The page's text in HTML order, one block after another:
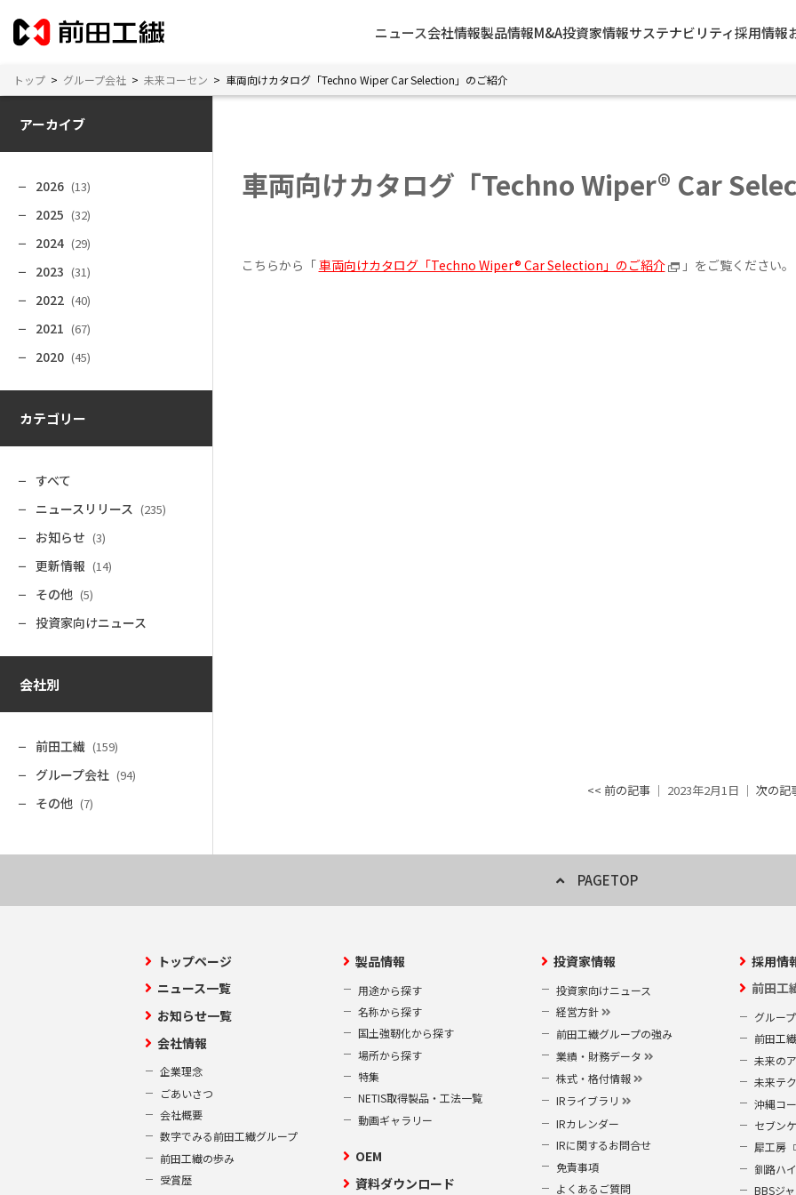
ニュース会社情報製品情報M&A投資家情報サステナビリティ採用情報
トップ > グループ会社 > 未来コーセン > 車両向けカタログ「Techno Wiper Car Selection」のご紹介
アーカイブ
2026 (13)
2025 (32)
2024 (29)
2023 (31)
2022 (40)
2021 (67)
2020 (45)
カテゴリー
すべて
ニュースリリース (235)
お知らせ (3)
更新情報 (14)
その他 (5)
投資家向けニュース
会社別
前田工繊 (159)
グループ会社 (94)
その他 (7)
車両向けカタログ「Techno Wiper® Car
こちらから「車両向けカタログ「Techno Wiper® Car Selection」のご紹介 」をご覧ください。
<< 前の記事 │ 2023年2月1日 │ 次の記
PAGETOP
トップページ
ニュース一覧
お知らせ一覧
会社情報
企業理念
ごあいさつ
会社概要
数字でみる前田工繊グループ
前田工繊の歩み
受賞歴
製品情報
用途から探す
名称から探す
国土強靭化から探す
場所から探す
特集
NETIS取得製品・工法一覧
動画ギャラリー
OEM
資料ダウンロード
投資家情報
投資家向けニュース
経営方針
前田工繊グループの強み
業績・財務データ
株式・格付情報
IRライブラリ
IRカレンダー
IRに関するお問合せ
免責事項
よくあるご質問
採用情
前田工
グルー
前田工
未来の
未来テ
沖縄コ
セブン
犀工房
釧路ハ
BBSジ